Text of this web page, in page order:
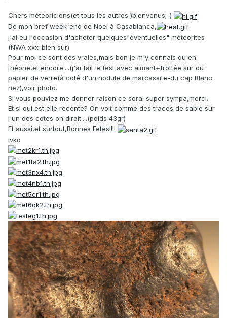
Chers méteoriciens(et tous les autres )bienvenus;-)
De mon bref week-end de Noel à Casablanca,
j'ai eu l'occasion d'acheter quelques"éventuelles" méteorites
(NWA xxx-bien sur)
Pour moi ce sont des vraies,mais bon je m'y connais qu'en
théorie,et encore....(j'ai fait le test avec aimant+frottée sur du
papier de verre(à coté d'un nodule de marcassite-du cap Blanc
nez),voir photo.
Si vous pouviez me donner raison ce serai super sympa,merci.
Et si oui,est elle récente? On voit comme des traces de sable sur
l'un des cotes on dirait....(poids 43gr)
Et aussi,et surtout,Bonnes Fetes!!!!
Ivko